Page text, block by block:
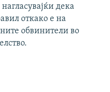
дека
откако е на
обвинители во